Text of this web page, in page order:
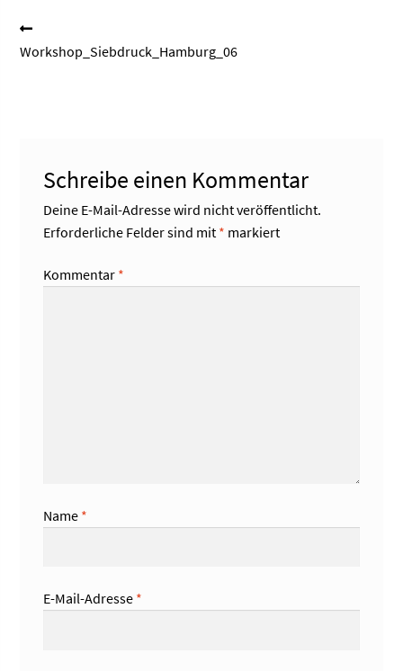
Beitragsnavigation
Beitrag:
Workshop_Siebdruck_Hamburg_06
Schreibe einen Kommentar
Deine E-Mail-Adresse wird nicht veröffentlicht.
Erforderliche Felder sind mit * markiert
Kommentar *
Name *
E-Mail-Adresse *